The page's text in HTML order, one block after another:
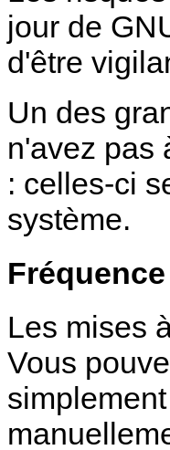
jour de
d'être
Un des
n'avez pas
: celles-ci
système.
Les mises
Vous